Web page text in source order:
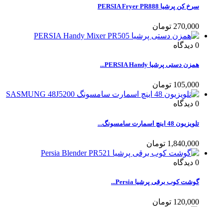
سرخ کن پرشیا PERSIA Fryer PR888
270,000 تومان
0 دیدگاه
همزن دستی پرشیا PERSIA Handy...
105,000 تومان
0 دیدگاه
تلویزیون 48 اینچ اسمارت سامسونگ...
1,840,000 تومان
0 دیدگاه
گوشت کوب برقی پرشیا Persia...
120,000 تومان